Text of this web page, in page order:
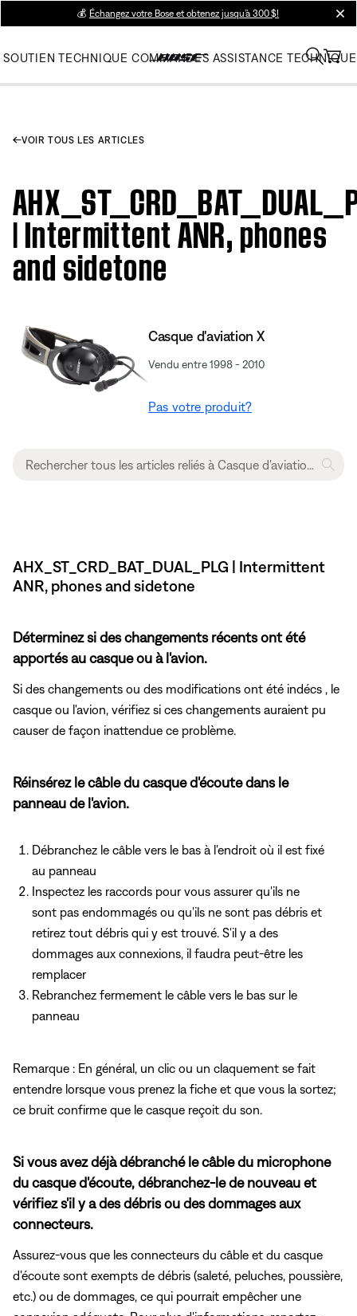
💰 Échangez votre Bose et obtenez jusqu’à 300 $!
SOUTIEN TECHNIQUE COMMANDES ASSISTANCE TECHNIQUE
VOIR TOUS LES ARTICLES
| Intermittent ANR, phones
and sidetone
Casque d'aviation X
Vendu entre 1998 - 2010
Pas votre produit?
AHX_ST_CRD_BAT_DUAL_PLG | Intermittent
ANR, phones and sidetone
Déterminez si des changements récents ont été
apportés au casque ou à l'avion.
Si des changements ou des modifications ont été indécs , le
casque ou l'avion, vérifiez si ces changements auraient pu
causer de façon inattendue ce problème.
Réinsérez le câble du casque d'écoute dans le
panneau de l'avion.
Débranchez le câble vers le bas à l'endroit où il est fixé
au panneau
Inspectez les raccords pour vous assurer qu'ils ne
sont pas endommagés ou qu'ils ne sont pas débris et
retirez tout débris qui y est trouvé. S'il y a des
dommages aux connexions, il faudra peut-être les
remplacer
Rebranchez fermement le câble vers le bas sur le
panneau
Remarque : En général, un clic ou un claquement se fait
entendre lorsque vous prenez la fiche et que vous la sortez;
ce bruit confirme que le casque reçoit du son.
Si vous avez déjà débranché le câble du microphone
du casque d'écoute, débranchez-le de nouveau et
vérifiez s'il y a des débris ou des dommages aux
connecteurs.
Assurez-vous que les connecteurs du câble et du casque
d'écoute sont exempts de débris (saleté, peluches, poussière,
etc.) ou de dommages, ce qui pourrait empêcher une